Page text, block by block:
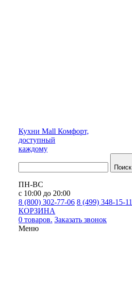
Кухни Mall Комфорт,
доступный
каждому
Поиск
ПН-ВС
с 10:00 до 20:00
8 (800) 302-77-06 8 (499) 348-15-11
КОРЗИНА
0 товаров. Заказать звонок
Меню